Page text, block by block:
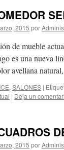
2015 por
de mueble
es una nueva
avellana
, SALONES |
| Deja un
2015 por